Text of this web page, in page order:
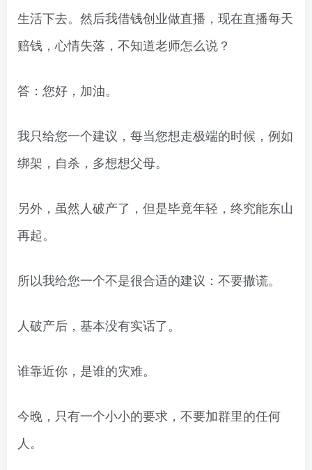
生活下去。然后我借钱创业做直播，现在直播每天
赔钱，心情失落，不知道老师怎么说？
答：您好，加油。
我只给您一个建议，每当您想走极端的时候，例如
绑架，自杀，多想想父母。
另外，虽然人破产了，但是毕竟年轻，终究能东山
再起。
所以我给您一个不是很合适的建议：不要撒谎。
人破产后，基本没有实话了。
谁靠近你，是谁的灾难。
今晚，只有一个小小的要求，不要加群里的任何
人。